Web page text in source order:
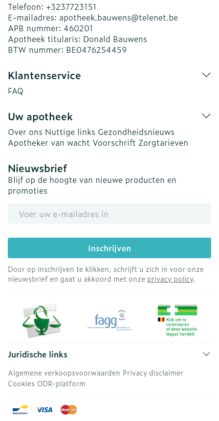
Telefoon: +3237723151
E-mailadres: apotheek.bauwens@telenet.be
APB nummer: 460201
Apotheek titularis: Donald Bauwens
BTW nummer: BE0476254459
Klantenservice
FAQ
Uw apotheek
Over ons Nuttige links Gezondheidsnieuws
Apotheker van wacht Voorschrift Zorgtarieven
Nieuwsbrief
Blijf op de hoogte van nieuwe producten en
promoties
Inschrijven
Door op inschrijven te klikken, schrijft u zich in voor onze
nieuwsbrief en gaat u akkoord met onze privacy policy.
Juridische links
Algemene verkoopsvoorwaarden Privacy disclaimer
Cookies ODR-platform